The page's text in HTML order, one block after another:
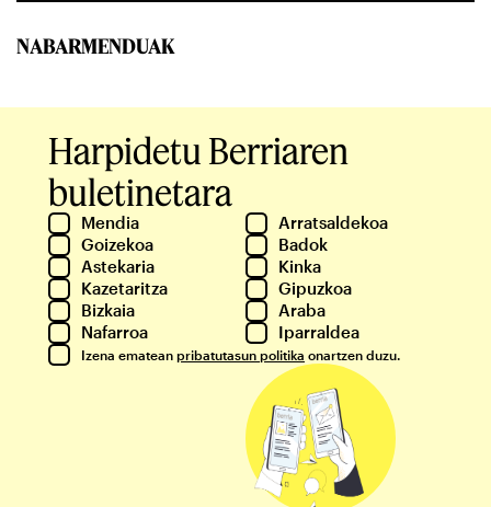
NABARMENDUAK
Harpidetu Berriaren
buletinetara
Mendia
Arratsaldekoa
Goizekoa
Badok
Astekaria
Kinka
Kazetaritza
Gipuzkoa
Bizkaia
Araba
Nafarroa
Iparraldea
Izena ematean pribatutasun politika onartzen duzu.